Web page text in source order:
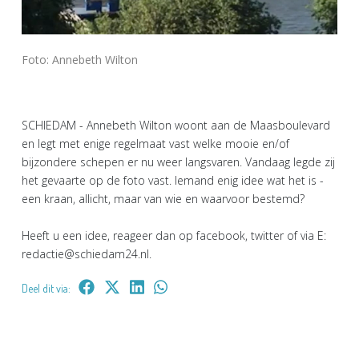
Foto: Annebeth Wilton
SCHIEDAM - Annebeth Wilton woont aan de Maasboulevard
en legt met enige regelmaat vast welke mooie en/of
bijzondere schepen er nu weer langsvaren. Vandaag legde zij
het gevaarte op de foto vast. Iemand enig idee wat het is -
een kraan, allicht, maar van wie en waarvoor bestemd?
Heeft u een idee, reageer dan op facebook, twitter of via E:
redactie@schiedam24.nl.
Deel dit via: